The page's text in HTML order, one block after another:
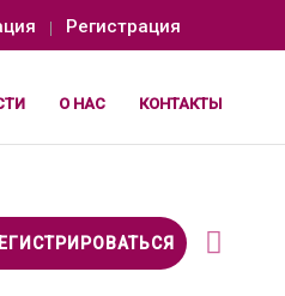
Регистрация
О НАС КОНТАКТЫ